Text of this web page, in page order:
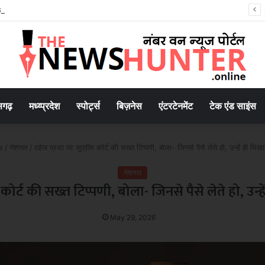
साइकिल रैली, कार्मिकों ने दिया नशे के खिलाफ जागरूकता का संदेश
मध्य्प्रदेश स्पोर्ट्स बिज़नेस एंटरटेनमेंट टेक एंड साइंस
/ नेशनल / दहेज प्रथा पर सुप्रीम कोर्ट की सख्त टिप्पणी, बोला- जिनसे पैसे लेते हो, उन्हें ही
नेशनल
कोर्ट की सख्त टिप्पणी, बोला- जिनसे पैसे लेते हो,
May 29, 2026